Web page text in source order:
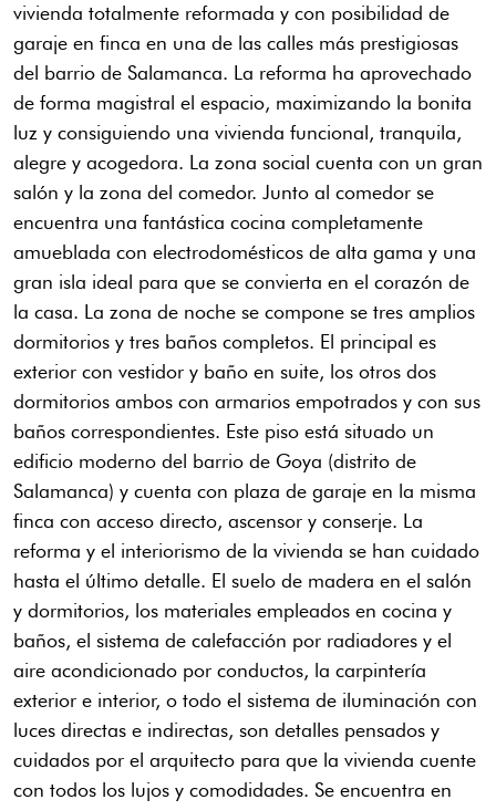
vivienda totalmente reformada y con posibilidad de
garaje en finca en una de las calles más prestigiosas
del barrio de Salamanca. La reforma ha aprovechado
de forma magistral el espacio, maximizando la bonita
luz y consiguiendo una vivienda funcional, tranquila,
alegre y acogedora. La zona social cuenta con un gran
salón y la zona del comedor. Junto al comedor se
encuentra una fantástica cocina completamente
amueblada con electrodomésticos de alta gama y una
gran isla ideal para que se convierta en el corazón de
la casa. La zona de noche se compone se tres amplios
dormitorios y tres baños completos. El principal es
exterior con vestidor y baño en suite, los otros dos
dormitorios ambos con armarios empotrados y con sus
baños correspondientes. Este piso está situado un
edificio moderno del barrio de Goya (distrito de
Salamanca) y cuenta con plaza de garaje en la misma
finca con acceso directo, ascensor y conserje. La
reforma y el interiorismo de la vivienda se han cuidado
hasta el último detalle. El suelo de madera en el salón
y dormitorios, los materiales empleados en cocina y
baños, el sistema de calefacción por radiadores y el
aire acondicionado por conductos, la carpintería
exterior e interior, o todo el sistema de iluminación con
luces directas e indirectas, son detalles pensados y
cuidados por el arquitecto para que la vivienda cuente
con todos los lujos y comodidades. Se encuentra en